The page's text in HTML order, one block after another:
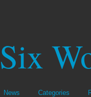
Six
News Categories